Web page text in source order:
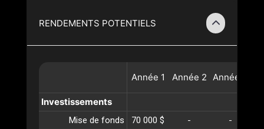
RENDEMENTS POTENTIELS
Année 1 Année 2 Année
Investissements
Mise de fonds 70 000 $ -
-